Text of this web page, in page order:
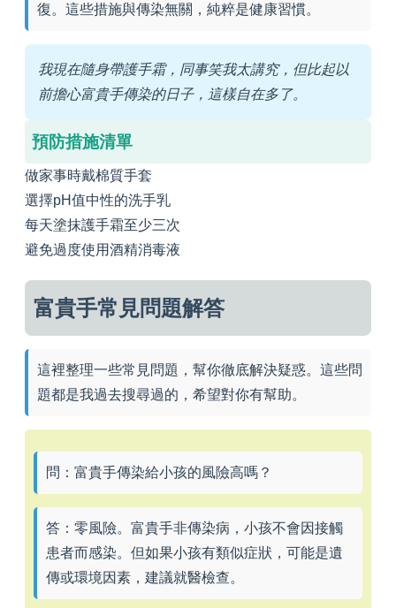
復。這些措施與傳染無關，純粹是健康習慣。
我現在隨身帶護手霜，同事笑我太講究，但比起以
前擔心富貴手傳染的日子，這樣自在多了。
預防措施清單
做家事時戴棉質手套
選擇pH值中性的洗手乳
每天塗抹護手霜至少三次
避免過度使用酒精消毒液
富貴手常見問題解答
這裡整理一些常見問題，幫你徹底解決疑惑。這些問
題都是我過去搜尋過的，希望對你有幫助。
問：富貴手傳染給小孩的風險高嗎？
答：零風險。富貴手非傳染病，小孩不會因接觸
患者而感染。但如果小孩有類似症狀，可能是遺
傳或環境因素，建議就醫檢查。